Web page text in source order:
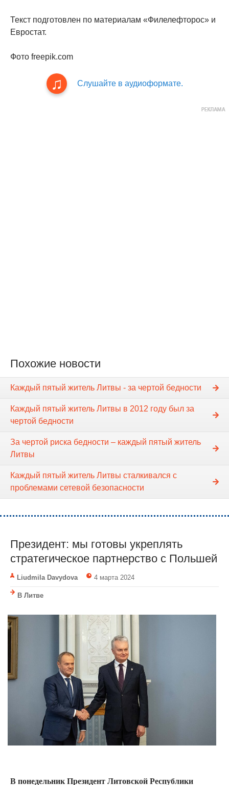
Текст подготовлен по материалам «Филелефторос» и
Евростат.
Фото freepik.com
Слушайте в аудиоформате.
Похожие новости
Каждый пятый житель Литвы - за чертой бедности
Каждый пятый житель Литвы в 2012 году был за
чертой бедности
За чертой риска бедности – каждый пятый житель
Литвы
Каждый пятый житель Литвы сталкивался с
проблемами сетевой безопасности
Президент: мы готовы укреплять
стратегическое партнерство с Польшей
Liudmila Davydova 4 марта 2024
В Литве
В понедельник Президент Литовской Республики